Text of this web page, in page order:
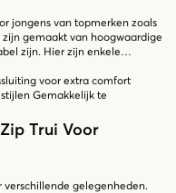
jongens van topmerken zoals
gemaakt van hoogwaardige
zijn. Hier zijn enkele
voor extra comfort
Gemakkelijk te
Trui Voor
verschillende gelegenheden.